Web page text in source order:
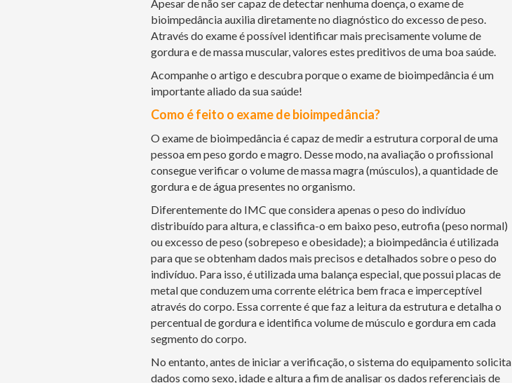
Apesar de não ser capaz de detectar nenhuma doença, o exame de
bioimpedância auxilia diretamente no diagnóstico do excesso de peso.
Através do exame é possível identificar mais precisamente volume de
gordura e de massa muscular, valores estes preditivos de uma boa saúde.
Acompanhe o artigo e descubra porque o exame de bioimpedância é um
importante aliado da sua saúde!
Como é feito o exame de bioimpedância?
O exame de bioimpedância é capaz de medir a estrutura corporal de uma
pessoa em peso gordo e magro. Desse modo, na avaliação o profissional
consegue verificar o volume de massa magra (músculos), a quantidade de
gordura e de água presentes no organismo.
Diferentemente do IMC que considera apenas o peso do indivíduo
distribuído para altura, e classifica-o em baixo peso, eutrofia (peso normal)
ou excesso de peso (sobrepeso e obesidade); a bioimpedância é utilizada
para que se obtenham dados mais precisos e detalhados sobre o peso do
indivíduo. Para isso, é utilizada uma balança especial, que possui placas de
metal que conduzem uma corrente elétrica bem fraca e imperceptível
através do corpo. Essa corrente é que faz a leitura da estrutura e detalha o
percentual de gordura e identifica volume de músculo e gordura em cada
segmento do corpo.
No entanto, antes de iniciar a verificação, o sistema do equipamento solicita
dados como sexo, idade e altura a fim de analisar os dados referenciais de